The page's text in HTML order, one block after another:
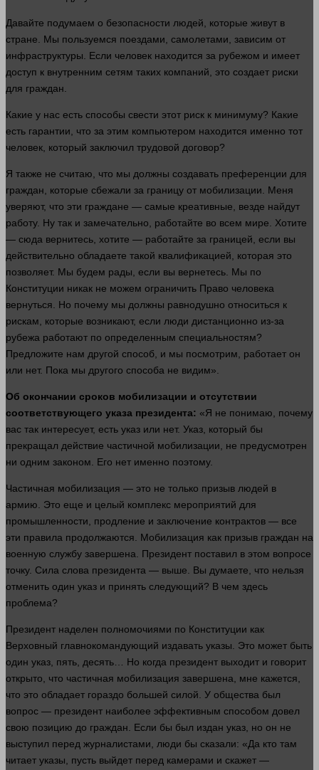
Давайте подумаем о безопасности людей , которые живут в
стране. Мы пользуемся поездами, самолетами, зависим от
инфраструктуры. Если человек находится за рубежом и имеет
доступ к внутренним сетям таких компаний, это создает риски
для граждан.
Какие у нас есть способы свести этот риск к минимуму? Какие
есть гарантии, что за этим компьютером находится именно тот
человек , который заключил трудовой договор?
Я также не считаю, что мы должны создавать преференции для
граждан, которые сбежали за границу от мобилизации. Меня
уверяют, что эти граждане — самые креативные, везде найдут
работу. Ну так и замечательно, работайте во всем мире. Хотите
— сюда вернитесь, хотите — работайте за границей, если вы
действительно обладаете такой квалификацией, которая это
позволяет. Мы будем рады, если вы вернетесь. Мы по
Конституции никак не можем ограничить Право человека
вернуться. Но почему мы должны равнодушно относиться к
рискам, которые возникают, если люди дистанционно из-за
рубежа работают по определенным специальностям?
Предложите нам другой способ, и мы посмотрим, работает он
или нет. Пока мы другого способа не видим».
Об окончании сроков мобилизации и отсутствии
соответствующего указа президента: «Я не понимаю, почему
вас так интересует, есть указ или нет. Указ, который бы
прекращал действие частичной мобилизации, не предусмотрен
ни одним законом. Его нет именно поэтому.
Частичная мобилизация — это не только призыв людей в
армию. Это еще и целый комплекс мероприятий для
промышленности, продление и заключение контрактов — все
эти правила продолжаются. Мобилизация как призыв граждан на
военную службу завершена. Президент поставил в этом вопросе
точку. Сила слова президента — выше. Вы думаете, что нельзя
отменить один указ и принять следующий? В чем здесь
проблема?
Президент наделен полномочиями по Конституции как
Верховный главнокомандующий издавать указы. Это может быть
один указ, пять, десять… Но когда президент выходит и говорит
открыто, что частичная мобилизация завершена, мне кажется,
что это обладает гораздо большей силой. У общества был
вопрос — президент наиболее эффективным способом довел
свою позицию до граждан. Если бы был издан указ, но он не
выступил перед журналистами, люди бы сказали: «Да кто там
читает указы, пусть выйдет перед камерами и скажет —